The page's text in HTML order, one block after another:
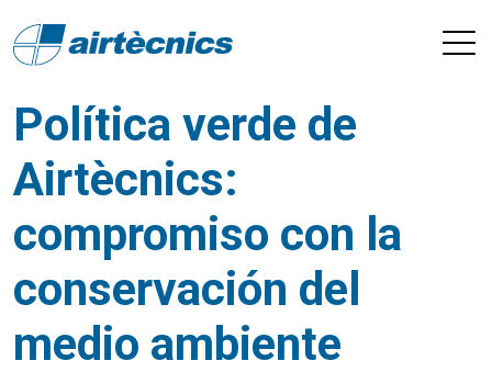
Política verde de
Airtècnics:
compromiso con la
conservación del
medio ambiente